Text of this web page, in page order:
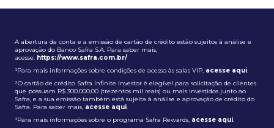
A abertura da conta e a emissão de cartão de crédito estão sujeitos à análise e
aprovação do Banco Safra S.A. Para saber mais,
acesse: https://www.safra.com.br/
¹Para mais informações sobre condições de acesso às salas VIP, acesse aqui.
²O cartão de crédito Safra Infinite Investor é elegível para solicitação de clientes
que possuam R$ 300.000,00 (trezentos mil reais) ou mais investidos junto ao
Safra, e a sua emissão também está sujeita à análise e aprovação de crédito do
Safra. Para saber mais, acesse aqui.
³Para mais informações sobre o programa Safra Rewards, acesse aqui.